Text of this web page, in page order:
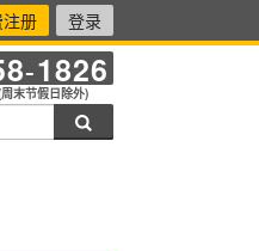
册 登录
-1826
末节假日除外)